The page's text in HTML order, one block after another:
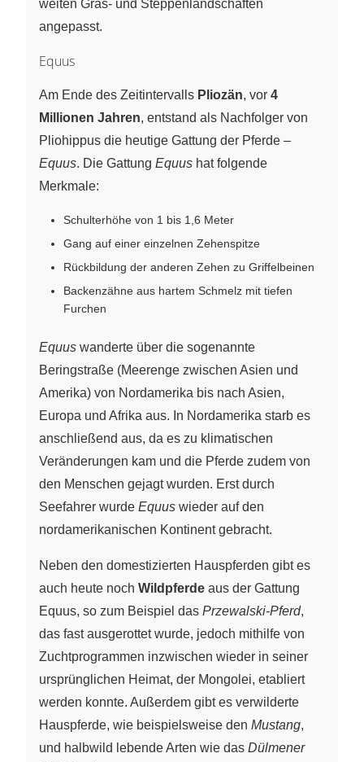
weiten Gras- und Steppenlandschaften
angepasst.
Equus
Am Ende des Zeitintervalls Pliozän, vor 4
Millionen Jahren, entstand als Nachfolger von
Pliohippus die heutige Gattung der Pferde –
Equus. Die Gattung Equus hat folgende
Merkmale:
Schulterhöhe von 1 bis 1,6 Meter
Gang auf einer einzelnen Zehenspitze
Rückbildung der anderen Zehen zu Griffelbeinen
Backenzähne aus hartem Schmelz mit tiefen
Furchen
Equus wanderte über die sogenannte
Beringstraße (Meerenge zwischen Asien und
Amerika) von Nordamerika bis nach Asien,
Europa und Afrika aus. In Nordamerika starb es
anschließend aus, da es zu klimatischen
Veränderungen kam und die Pferde zudem von
den Menschen gejagt wurden. Erst durch
Seefahrer wurde Equus wieder auf den
nordamerikanischen Kontinent gebracht.
Neben den domestizierten Hauspferden gibt es
auch heute noch Wildpferde aus der Gattung
Equus, so zum Beispiel das Przewalski-Pferd,
das fast ausgerottet wurde, jedoch mithilfe von
Zuchtprogrammen inzwischen wieder in seiner
ursprünglichen Heimat, der Mongolei, etabliert
werden konnte. Außerdem gibt es verwilderte
Hauspferde, wie beispielsweise den Mustang,
und halbwild lebende Arten wie das Dülmener